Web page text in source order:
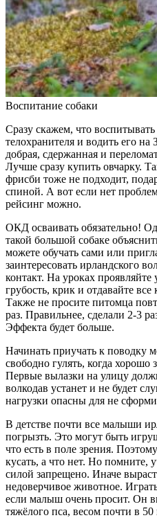
Воспитание собаки
Сразу скажем, что воспитывать
телохранителя и водить его
добрая, сдержанная и
Лучше сразу купить овчарку.
фрисби тоже не подходит,
спиной. А вот если нет
рейсинг можно.
ОКД осваивать обязательно!
такой большой собаке
можете обучать сами или
заинтересовать ирландского
контакт. На уроках проявляйте
грубость, крик и отдавайте
Также не просите питомца
раз. Правильнее, сделали 2-3
Эффекта будет больше.
Начинать приучать к поводку
свободно гулять, когда хорошо
Первые вылазки на улицу
волкодав устанет и не будет
нагрузки опасны для не
В детстве почти все малыши
погрызть. Это могут быть
что есть в поле зрения.
кусать, а что нет. Но помните,
силой запрещено. Иначе
недоверчивое животное.
если малыш очень просит. Он
тяжёлого пса, весом почти в